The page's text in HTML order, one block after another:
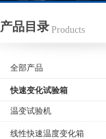
产品目录 Products
全部产品
快速变化试验箱
温变试验机
线性快速温度变化箱